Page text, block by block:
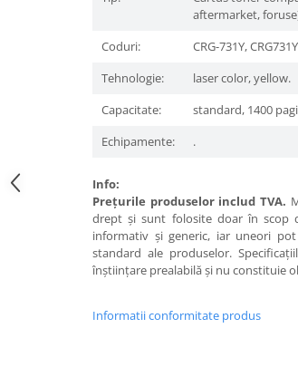
aftermarket,
Coduri:
CRG-731Y,
Tehnologie:
laser color, yellow.
Capacitate:
standard, 1400
Echipamente:
.
Info:
Preţurile produselor includ TVA.
drept şi sunt folosite doar în scop
informativ şi generic, iar uneori
standard ale produselor.
înştiinţare prealabilă şi nu constituie
Informatii conformitate produs